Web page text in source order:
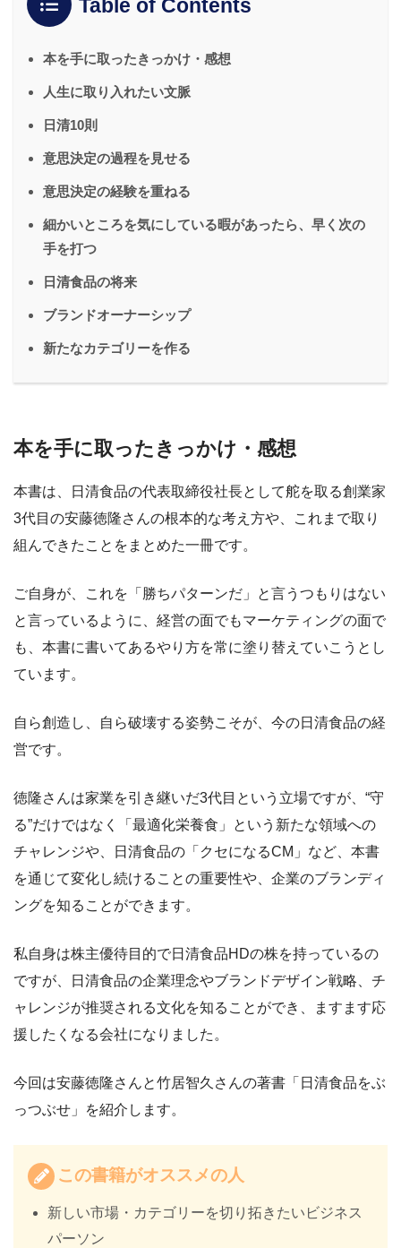
Table of Contents
本を手に取ったきっかけ・感想
人生に取り入れたい文脈
日清10則
意思決定の過程を見せる
意思決定の経験を重ねる
細かいところを気にしている暇があったら、早く次の
手を打つ
日清食品の将来
ブランドオーナーシップ
新たなカテゴリーを作る
本を手に取ったきっかけ・感想
本書は、日清食品の代表取締役社長として舵を取る創業家
3代目の安藤徳隆さんの根本的な考え方や、これまで取り
組んできたことをまとめた一冊です。
ご自身が、これを「勝ちパターンだ」と言うつもりはない
と言っているように、経営の面でもマーケティングの面で
も、本書に書いてあるやり方を常に塗り替えていこうとし
ています。
自ら創造し、自ら破壊する姿勢こそが、今の日清食品の経
営です。
徳隆さんは家業を引き継いだ3代目という立場ですが、“守
る”だけではなく「最適化栄養食」という新たな領域への
チャレンジや、日清食品の「クセになるCM」など、本書
を通じて変化し続けることの重要性や、企業のブランディ
ングを知ることができます。
私自身は株主優待目的で日清食品HDの株を持っているの
ですが、日清食品の企業理念やブランドデザイン戦略、チ
ャレンジが推奨される文化を知ることができ、ますます応
援したくなる会社になりました。
今回は安藤徳隆さんと竹居智久さんの著書「日清食品をぶ
っつぶせ」を紹介します。
この書籍がオススメの人
新しい市場・カテゴリーを切り拓きたいビジネス
パーソン